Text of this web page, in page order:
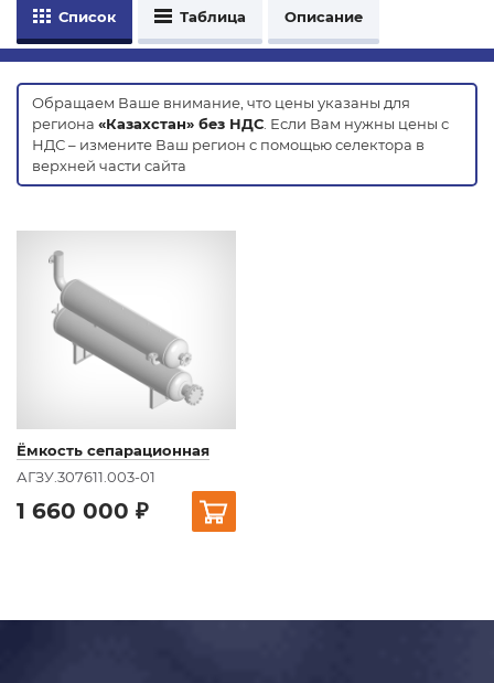
Список Таблица Описание
Обращаем Ваше внимание, что цены указаны для
региона «Казахстан» без НДС . Если Вам нужны цены с
НДС – измените Ваш регион с помощью селектора в
верхней части сайта
Ёмкость сепарационная
АГЗУ.307611.003-01
1 660 000 ₽